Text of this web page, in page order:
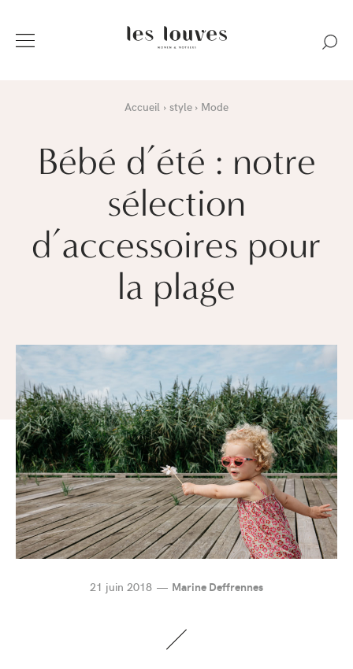
Accueil style Mode
Bébé d’été : notre
sélection
d’accessoires pour
la plage
21 juin 2018 Marine Deffrennes